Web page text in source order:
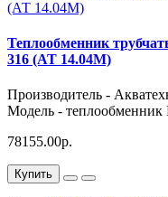
Теплообменник
316 (АТ 14.04М)
Производитель -
Модель -
78155.00р.
Купить